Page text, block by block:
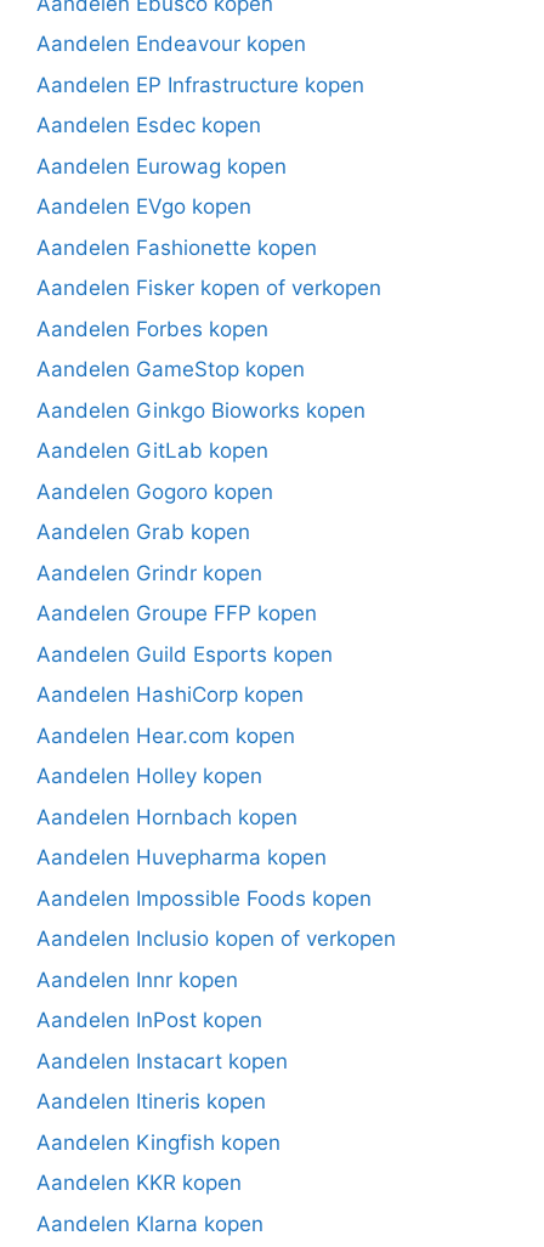
Aandelen Endeavour kopen
Aandelen EP Infrastructure kopen
Aandelen Esdec kopen
Aandelen Eurowag kopen
Aandelen EVgo kopen
Aandelen Fashionette kopen
Aandelen Fisker kopen of verkopen
Aandelen Forbes kopen
Aandelen GameStop kopen
Aandelen Ginkgo Bioworks kopen
Aandelen GitLab kopen
Aandelen Gogoro kopen
Aandelen Grab kopen
Aandelen Grindr kopen
Aandelen Groupe FFP kopen
Aandelen Guild Esports kopen
Aandelen HashiCorp kopen
Aandelen Hear.com kopen
Aandelen Holley kopen
Aandelen Hornbach kopen
Aandelen Huvepharma kopen
Aandelen Impossible Foods kopen
Aandelen Inclusio kopen of verkopen
Aandelen Innr kopen
Aandelen InPost kopen
Aandelen Instacart kopen
Aandelen Itineris kopen
Aandelen Kingfish kopen
Aandelen KKR kopen
Aandelen Klarna kopen